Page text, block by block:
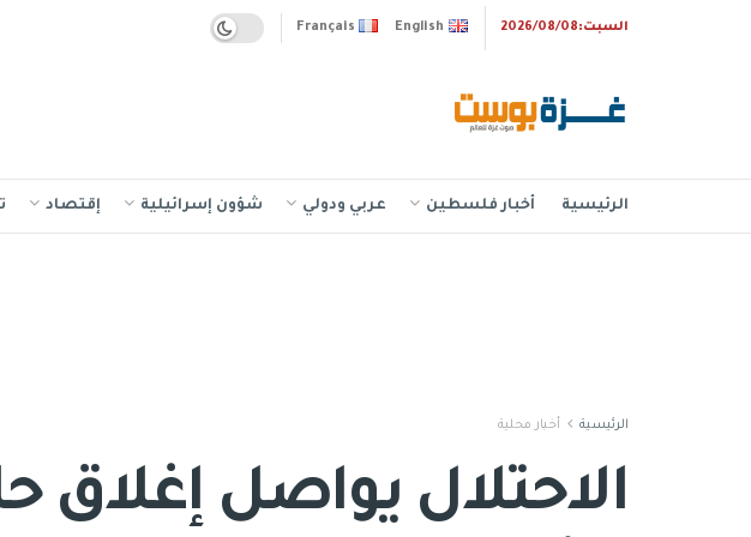
السبت:2026/08/08 Français English
الرئيسية أخبار فلسطين عربي ودولي شؤون إسرائيلية إقتصاد
الرئيسية أخبار محلية
الاحتلال يواصل إغلاق